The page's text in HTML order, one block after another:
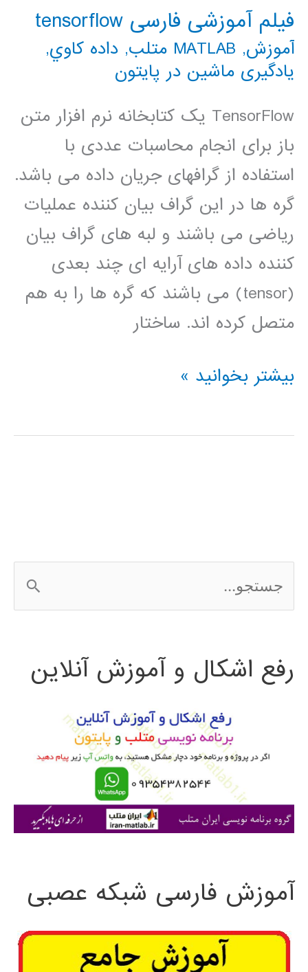
فیلم آموزشی فارسی tensorflow
آموزش, MATLAB متلب , داده كاوي,
یادگیری ماشین در پایتون
TensorFlow یک کتابخانه نرم افزار متن
باز برای انجام محاسبات عددی با
استفاده از گرافهای جریان داده می باشد.
گره ها در این گراف بیان کننده عملیات
ریاضی می باشند و لبه های گراف بیان
کننده داده های آرایه ای چند بعدی
(tensor) می باشند که گره ها را به هم
متصل کرده اند. ساختار
فیلم
فارسی
بیشتر بخوانید »
س
ج
ی
رفع اشکال و آموزش آنلاین
آموزش فارسی شبکه عصبی